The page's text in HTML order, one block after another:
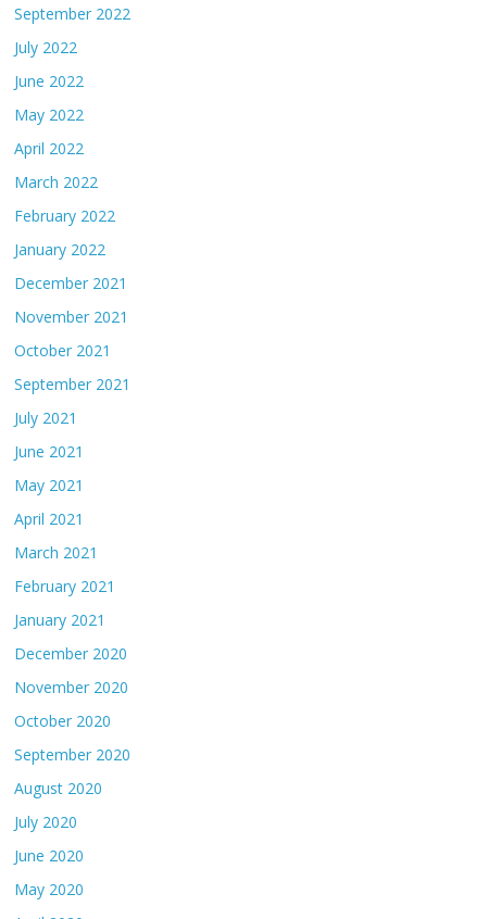
September 2022
July 2022
June 2022
May 2022
April 2022
March 2022
February 2022
January 2022
December 2021
November 2021
October 2021
September 2021
July 2021
June 2021
May 2021
April 2021
March 2021
February 2021
January 2021
December 2020
November 2020
October 2020
September 2020
August 2020
July 2020
June 2020
May 2020